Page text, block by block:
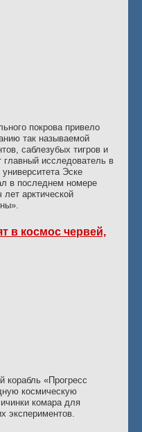
покрова привело
так называемой
саблезубых тигров и
исследователь в
университета Эске
в последнем номере
арктической
в космос червей,
корабль «Прогресс
космическую
комара для
экспериментов.